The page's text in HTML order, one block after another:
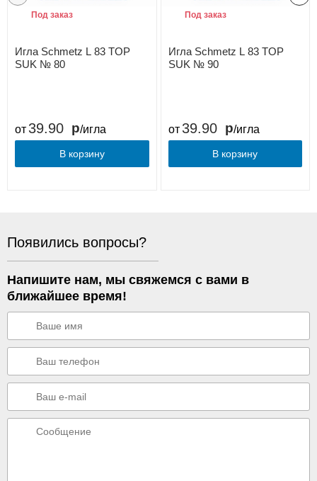
Игла Schmetz L 83 TOP
SUK № 80
Под заказ
от 39.90 /игла
В корзину
Игла Schmetz L 83 TOP
SUK № 90
Под заказ
от 39.90 /игла
В корзину
Появились вопросы?
Напишите нам, мы свяжемся с вами в
ближайшее время!